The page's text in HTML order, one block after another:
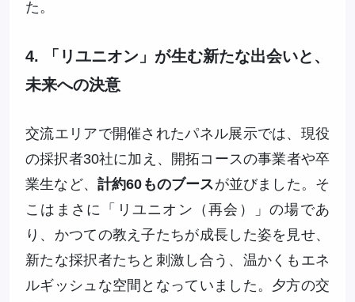
た。
4. 「リユニオン」が生む新たな出会いと、
未来への決意
交流エリアで開催されたパネル展示では、現役
の採択者30社に加え、開拓コースの事業者や卒
業生など、 計約60ものブースが並びました。そ
こはまさに「リユニオン（再会）」の場であ
り、かつての教え子たちが成長した姿を見せ、
新たな採択者たちと刺激し合う、温かくもエネ
ルギッシュな空間となっていました。夕方の交